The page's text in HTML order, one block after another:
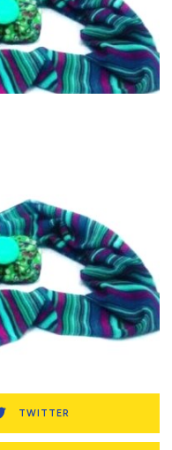
TWITTER